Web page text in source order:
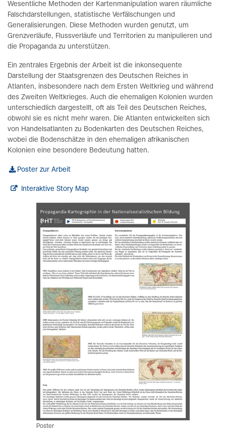
Wesentliche Methoden der Kartenmanipulation waren räumliche
Falschdarstellungen, statistische Verfälschungen und
Generalisierungen. Diese Methoden wurden genutzt, um
Grenzverläufe, Flussverläufe und Territorien zu manipulieren und
die Propaganda zu unterstützen.
Ein zentrales Ergebnis der Arbeit ist die inkonsequente
Darstellung der Staatsgrenzen des Deutschen Reiches in
Atlanten, insbesondere nach dem Ersten Weltkrieg und während
des Zweiten Weltkrieges. Auch die ehemaligen Kolonien wurden
unterschiedlich dargestellt, oft als Teil des Deutschen Reiches,
obwohl sie es nicht mehr waren. Die Atlanten entwickelten sich
von Handelsatlanten zu Bodenkarten des Deutschen Reiches,
wobei die Bodenschätze in den ehemaligen afrikanischen
Kolonien eine besondere Bedeutung hatten.
Poster zur Arbeit
Interaktive Story Map
Poster